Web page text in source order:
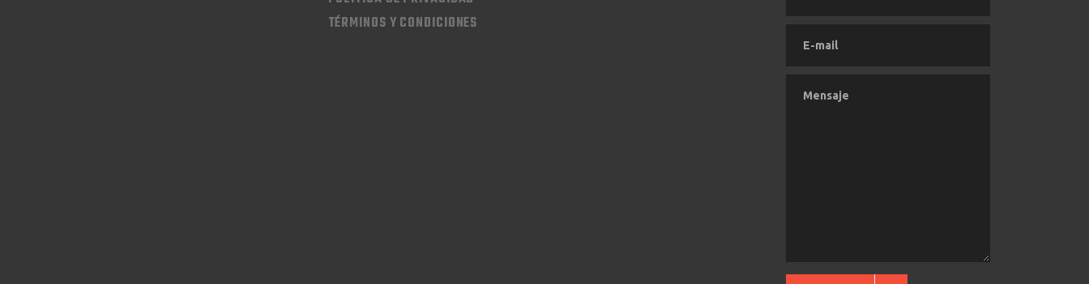
TÉRMINOS Y CONDICIONES